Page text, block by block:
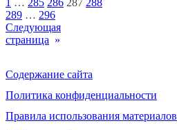
1 … 285 286 287 288
289 … 296
Следующая
страница »
Содержание сайта
Политика конфиденциальности
Правила использования материалов